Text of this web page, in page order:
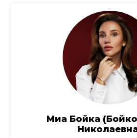
Миа Бойка